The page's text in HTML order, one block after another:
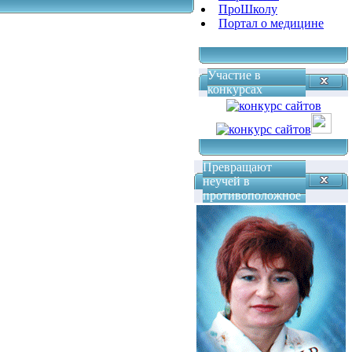
ПроШколу
Портал о медицине
Участие в
конкурсах
Превращают
неучей в
противоположное